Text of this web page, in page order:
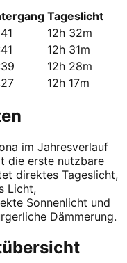
Tageslicht
12h 32m
12h 31m
12h 28m
12h 17m
im Jahresverlauf
die erste nutzbare
direktes Tageslicht,
Licht,
Sonnenlicht und
Dämmerung.